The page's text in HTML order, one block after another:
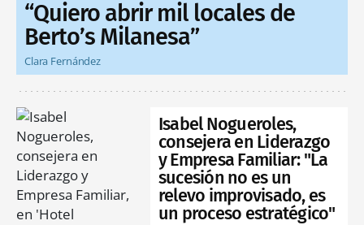
“Quiero abrir mil locales de
Berto’s Milanesa”
Clara Fernández
Isabel Nogueroles,
consejera en Liderazgo
y Empresa Familiar: "La
sucesión no es un
relevo improvisado, es
un proceso estratégico"